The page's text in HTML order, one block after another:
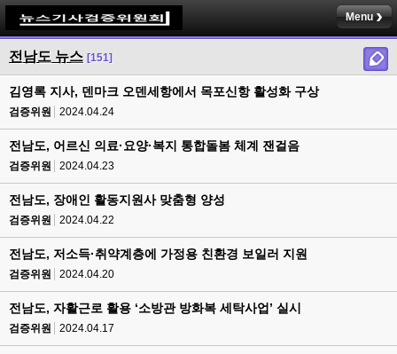
Menu
전남도 뉴스 [151]
김영록 지사, 덴마크 오덴세항에서 목포신항 활성화 구상
검증위원 2024.04.24
전남도, 어르신 의료·요양·복지 통합돌봄 체계 잰걸음
검증위원 2024.04.23
전남도, 장애인 활동지원사 맞춤형 양성
검증위원 2024.04.22
전남도, 저소득·취약계층에 가정용 친환경 보일러 지원
검증위원 2024.04.20
전남도, 자활근로 활용 ‘소방관 방화복 세탁사업’ 실시
검증위원 2024.04.17